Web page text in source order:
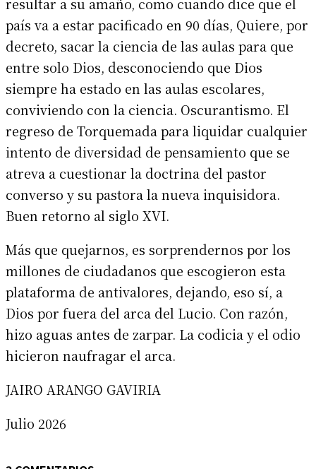
país va a estar pacificado en 90 días, Quiere, por
decreto, sacar la ciencia de las aulas para que
entre solo Dios, desconociendo que Dios
siempre ha estado en las aulas escolares,
conviviendo con la ciencia. Oscurantismo. El
regreso de Torquemada para liquidar cualquier
intento de diversidad de pensamiento que se
atreva a cuestionar la doctrina del pastor
converso y su pastora la nueva inquisidora.
Buen retorno al siglo XVI.
Más que quejarnos, es sorprendernos por los
millones de ciudadanos que escogieron esta
plataforma de antivalores, dejando, eso sí, a
Dios por fuera del arca del Lucio. Con razón,
hizo aguas antes de zarpar. La codicia y el odio
hicieron naufragar el arca.
JAIRO ARANGO GAVIRIA
Julio 2026